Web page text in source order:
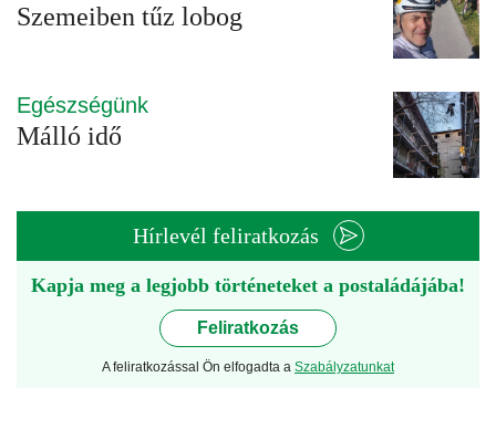
Szemeiben tűz lobog
Egészségünk
Málló idő
Hírlevél feliratkozás
Kapja meg a legjobb történeteket a postaládájába!
Feliratkozás
A feliratkozással Ön elfogadta a Szabályzatunkat